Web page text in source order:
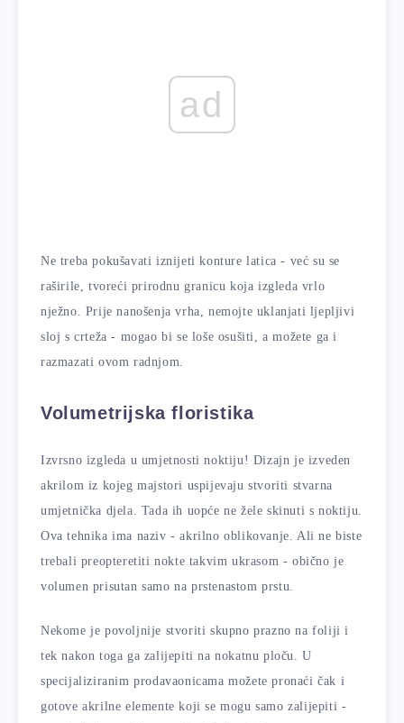
ad
Ne treba pokušavati iznijeti konture latica - već su se
raširile, tvoreći prirodnu granicu koja izgleda vrlo
nježno. Prije nanošenja vrha, nemojte uklanjati ljepljivi
sloj s crteža - mogao bi se loše osušiti, a možete ga i
razmazati ovom radnjom.
Volumetrijska floristika
Izvrsno izgleda u umjetnosti noktiju! Dizajn je izveden
akrilom iz kojeg majstori uspijevaju stvoriti stvarna
umjetnička djela. Tada ih uopće ne žele skinuti s noktiju.
Ova tehnika ima naziv - akrilno oblikovanje. Ali ne biste
trebali preopteretiti nokte takvim ukrasom - obično je
volumen prisutan samo na prstenastom prstu.
Nekome je povoljnije stvoriti skupno prazno na foliji i
tek nakon toga ga zalijepiti na nokatnu ploču. U
specijaliziranim prodavaonicama možete pronaći čak i
gotove akrilne elemente koji se mogu samo zalijepiti -